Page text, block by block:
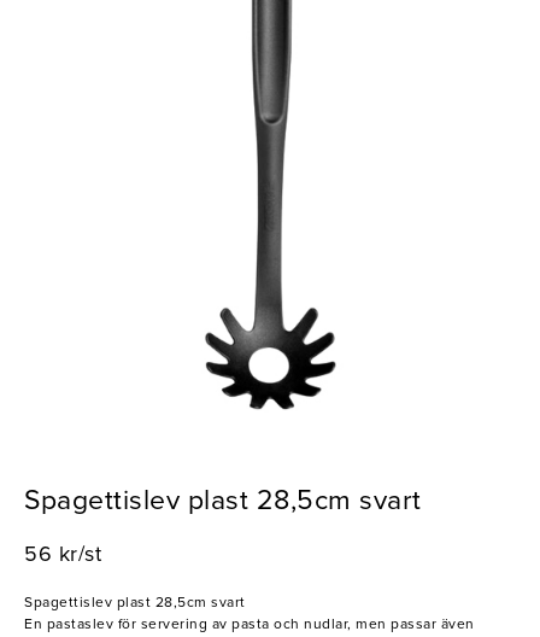
Spagettislev plast 28,5cm svart
56 kr/st
Spagettislev plast 28,5cm svart
En pastaslev för servering av pasta och nudlar, men passar även